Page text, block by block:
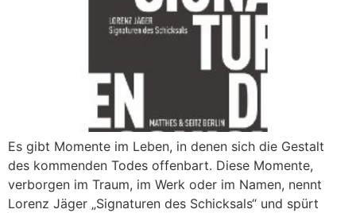
Es gibt Momente im Leben, in denen sich die Gestalt
des kommenden Todes offenbart. Diese Momente,
verborgen im Traum, im Werk oder im Namen, nennt
Lorenz Jäger „Signaturen des Schicksals“ und spürt